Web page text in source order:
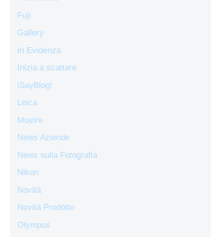
Fuji
Gallery
In Evidenza
Inizia a scattare
iSayBlog!
Leica
Mostre
News Aziende
News sulla Fotografia
Nikon
Novità
Novità Prodotto
Olympus